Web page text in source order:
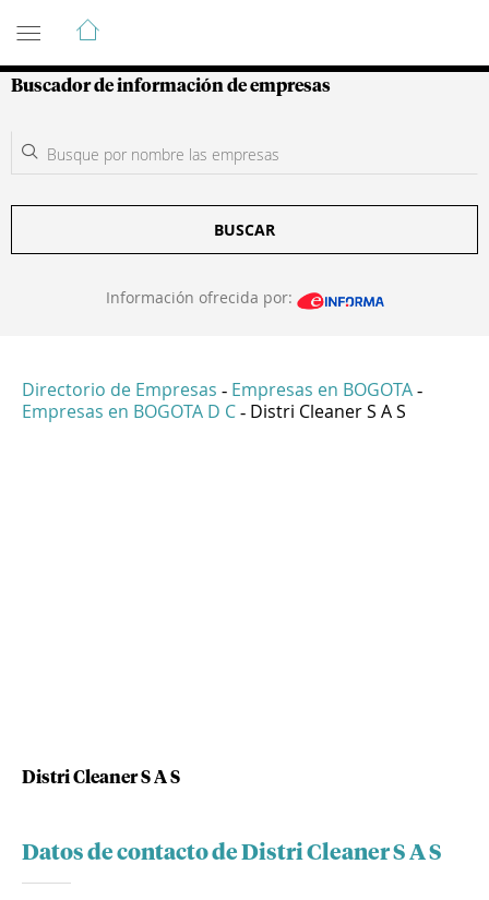
Guía de Empresas Colombianas
Buscador de información de empresas
BUSCAR
Información ofrecida por:
Directorio de Empresas - Empresas en BOGOTA -
Empresas en BOGOTA D C - Distri Cleaner S A S
Distri Cleaner S A S
Datos de contacto de Distri Cleaner S A S